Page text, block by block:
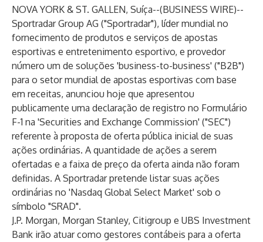
NOVA YORK & ST. GALLEN, Suíça--(BUSINESS WIRE)--
Sportradar Group AG ("Sportradar"), líder mundial no
fornecimento de produtos e serviços de apostas
esportivas e entretenimento esportivo, e provedor
número um de soluções 'business-to-business' ("B2B")
para o setor mundial de apostas esportivas com base
em receitas, anunciou hoje que apresentou
publicamente uma declaração de registro no Formulário
F-1 na 'Securities and Exchange Commission' ("SEC")
referente à proposta de oferta pública inicial de suas
ações ordinárias. A quantidade de ações a serem
ofertadas e a faixa de preço da oferta ainda não foram
definidas. A Sportradar pretende listar suas ações
ordinárias no 'Nasdaq Global Select Market' sob o
símbolo "SRAD".
J.P. Morgan, Morgan Stanley, Citigroup e UBS Investment
Bank irão atuar como gestores contábeis para a oferta